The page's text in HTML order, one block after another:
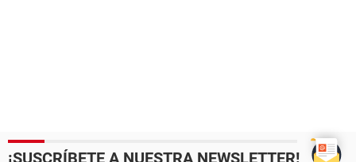
¡SUSCRÍBETE A NUESTRA NEWSLETTER!